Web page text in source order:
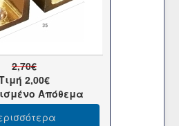
2,70€
2,00€
Απόθεμα